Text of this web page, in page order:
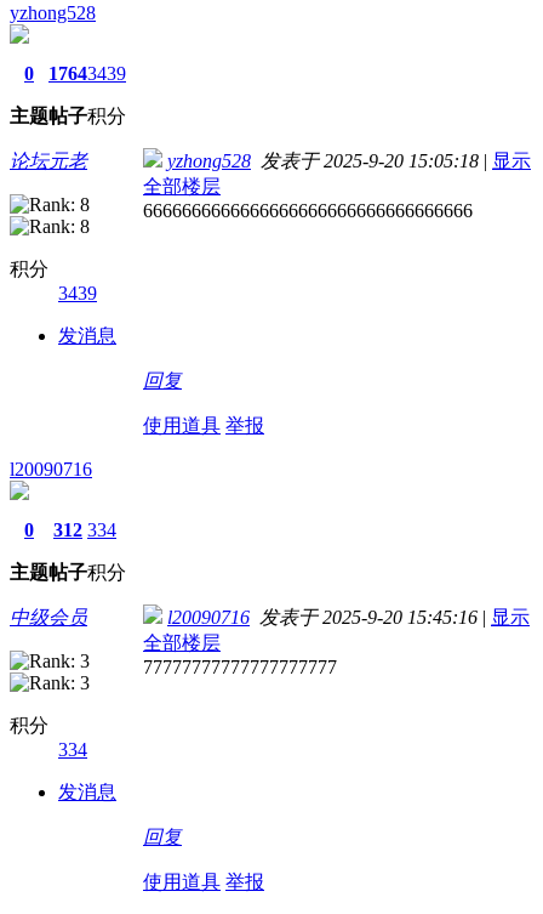
yzhong528
0
主题
1764
帖子
3439
积分
论坛元老
积分
3439
发消息
yzhong528 发表于 2025-9-20 15:05:18 | 显示
全部楼层
6666666666666666666666666666666666
回复
使用道具 举报
l20090716
0
主题
312
帖子
334
积分
中级会员
积分
334
发消息
l20090716 发表于 2025-9-20 15:45:16 | 显示
全部楼层
77777777777777777777
回复
使用道具 举报